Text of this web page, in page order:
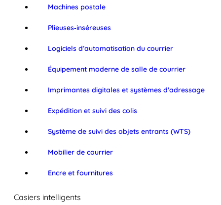
Machines postale
Plieuses‑inséreuses
Logiciels d’automatisation du courrier
Équipement moderne de salle de courrier
Imprimantes digitales et systèmes d'adressage
Expédition et suivi des colis
Système de suivi des objets entrants (WTS)
Mobilier de courrier
Encre et fournitures
Casiers intelligents